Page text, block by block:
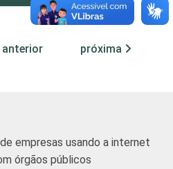
de
veículos
85
Alimentação
anterior próxima
empresas usando a internet
órgãos públicos